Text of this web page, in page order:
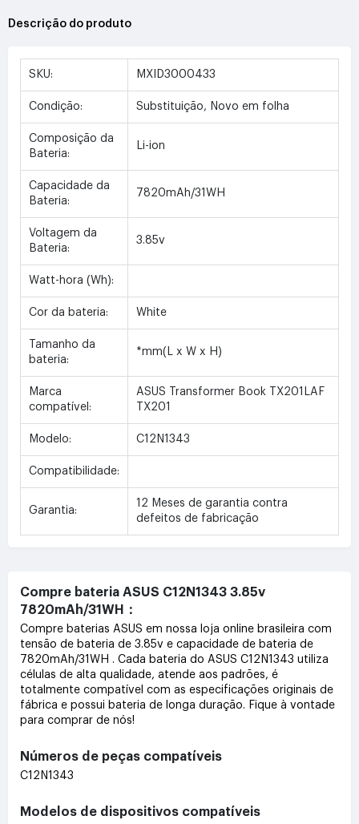
Descrição do produto
SKU: MXID3000433
Condição: Substituição, Novo em folha
Composição da
Bateria:
Li-ion
Capacidade da
Bateria:
7820mAh/31WH
Voltagem da
Bateria:
3.85v
Watt-hora (Wh):
Cor da bateria: White
Tamanho da
bateria:
*mm(L x W x H)
Marca
compatível:
ASUS Transformer Book TX201LAF
TX201
Modelo: C12N1343
Compatibilidade:
Garantia:
12 Meses de garantia contra
defeitos de fabricação
Compre bateria ASUS C12N1343 3.85v
7820mAh/31WH：
Compre baterias ASUS em nossa loja online brasileira com
tensão de bateria de 3.85v e capacidade de bateria de
7820mAh/31WH . Cada bateria do ASUS C12N1343 utiliza
células de alta qualidade, atende aos padrões, é
totalmente compatível com as especificações originais de
fábrica e possui bateria de longa duração. Fique à vontade
para comprar de nós!
Números de peças compatíveis
C12N1343
Modelos de dispositivos compatíveis